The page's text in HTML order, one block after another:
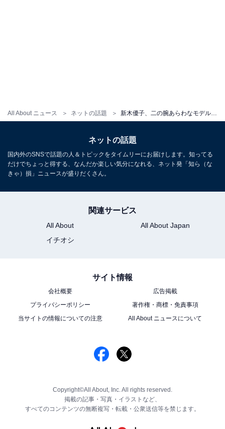
All About ニュース ネットの話題
ネットの話題
国内外のSNSで話題の人＆トピックをタイムリーにお届けします。知ってる
だけでちょっと得する、なんだか楽しい気分になれる、ネット発「知ら（な
きゃ）損」ニュースが盛りだくさん。
関連サービス
All About
All About Japan
イチオシ
サイト情報
会社概要
広告掲載
プライバシーポリシー
著作権・商標・免責事項
当サイトの情報についての注意
All About ニュースについて
Copyright©All About, Inc. All rights reserved.
掲載の記事・写真・イラストなど、
すべてのコンテンツの無断複写・転載・公衆送信等を禁じます。